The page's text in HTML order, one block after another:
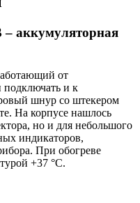
аккумуляторная
от
и к
шнур со штекером
На корпусе нашлось
но и для небольшого
индикаторов,
При обогреве
+37 °С.